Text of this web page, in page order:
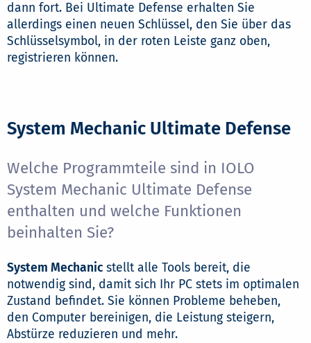
dann fort. Bei Ultimate Defense erhalten Sie
allerdings einen neuen Schlüssel, den Sie über das
Schlüsselsymbol, in der roten Leiste ganz oben,
registrieren können.
System Mechanic Ultimate Defense
Welche Programmteile sind in IOLO
System Mechanic Ultimate Defense
enthalten und welche Funktionen
beinhalten Sie?
System Mechanic stellt alle Tools bereit, die
notwendig sind, damit sich Ihr PC stets im optimalen
Zustand befindet. Sie können Probleme beheben,
den Computer bereinigen, die Leistung steigern,
Abstürze reduzieren und mehr.